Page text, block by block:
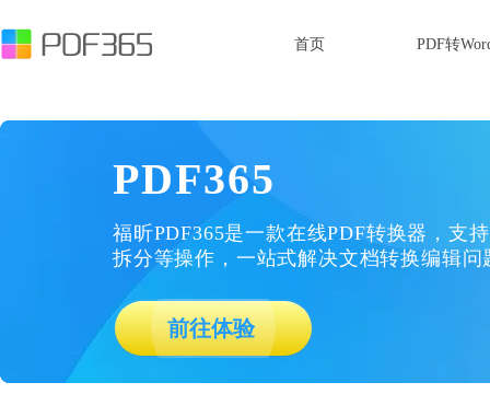
首页 PDF转
PDF365
福昕PDF365是一款在线PDF转换器，支
拆分等操作，一站式解决文档转换编辑问
前往体验